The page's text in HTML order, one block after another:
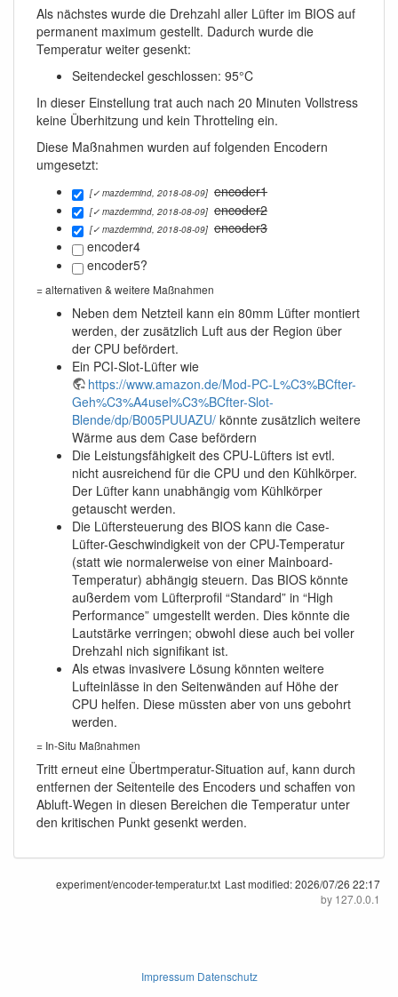
Als nächstes wurde die Drehzahl aller Lüfter im BIOS auf
permanent maximum gestellt. Dadurch wurde die
Temperatur weiter gesenkt:
Seitendeckel geschlossen: 95°C
In dieser Einstellung trat auch nach 20 Minuten Vollstress
keine Überhitzung und kein Throtteling ein.
Diese Maßnahmen wurden auf folgenden Encodern
umgesetzt:
[✓ mazdermind, 2018-08-09] encoder1
[✓ mazdermind, 2018-08-09] encoder2
[✓ mazdermind, 2018-08-09] encoder3
encoder4
encoder5?
= alternativen & weitere Maßnahmen
Neben dem Netzteil kann ein 80mm Lüfter montiert
werden, der zusätzlich Luft aus der Region über
der CPU befördert.
Ein PCI-Slot-Lüfter wie
https://www.amazon.de/Mod-PC-L%C3%BCfter-
Geh%C3%A4usel%C3%BCfter-Slot-
Blende/dp/B005PUUAZU/ könnte zusätzlich weitere
Wärme aus dem Case befördern
Die Leistungsfähigkeit des CPU-Lüfters ist evtl.
nicht ausreichend für die CPU und den Kühlkörper.
Der Lüfter kann unabhängig vom Kühlkörper
getauscht werden.
Die Lüftersteuerung des BIOS kann die Case-
Lüfter-Geschwindigkeit von der CPU-Temperatur
(statt wie normalerweise von einer Mainboard-
Temperatur) abhängig steuern. Das BIOS könnte
außerdem vom Lüfterprofil “Standard” in “High
Performance” umgestellt werden. Dies könnte die
Lautstärke verringen; obwohl diese auch bei voller
Drehzahl nich signifikant ist.
Als etwas invasivere Lösung könnten weitere
Lufteinlässe in den Seitenwänden auf Höhe der
CPU helfen. Diese müssten aber von uns gebohrt
werden.
= In-Situ Maßnahmen
Tritt erneut eine Übertmperatur-Situation auf, kann durch
entfernen der Seitenteile des Encoders und schaffen von
Abluft-Wegen in diesen Bereichen die Temperatur unter
den kritischen Punkt gesenkt werden.
experiment/encoder-temperatur.txt Last modified:2026/07/26 22:17
by 127.0.0.1
Impressum Datenschutz